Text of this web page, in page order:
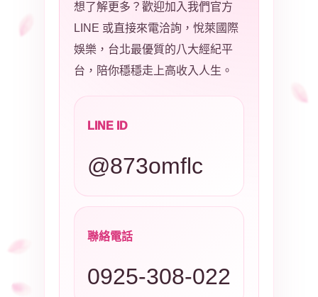
想了解更多？歡迎加入我們官方
LINE 或直接來電洽詢，悅萊國際
娛樂，台北最優質的八大經紀平
台，陪你穩穩走上高收入人生。
LINE ID
@873omflc
聯絡電話
0925-308-022